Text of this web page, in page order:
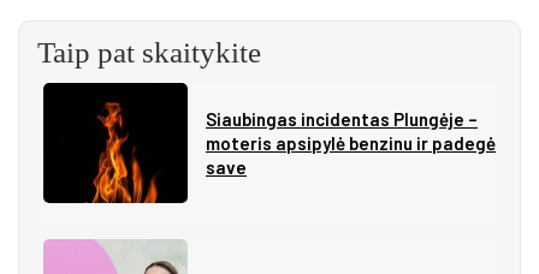
Taip pat skaitykite
Siau­bin­gas in­ci­den­tas Plun­gė­je –
mo­te­ris ap­si­py­lė ben­zi­nu ir pa­de­gė
sa­ve